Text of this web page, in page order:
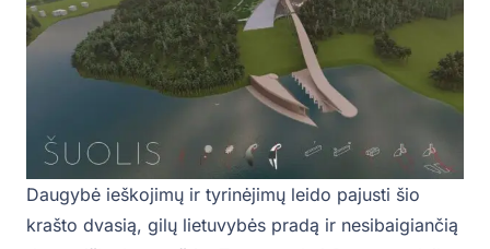
Daugybė ieškojimų ir tyrinėjimų leido pajusti šio
krašto dvasią, gilų lietuvybės pradą ir nesibaigiančią